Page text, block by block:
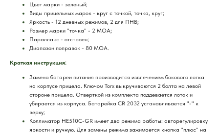
Цвет марки - зеленый;
Виды прицельных марок - круг с точкой, точка, круг;
Яркость - 12 дневных режимов, 2 для ПНВ;
Размер марки "точка" - 2 МОА;
Параллакс - отстроен;
Диапазон поправок - 80 МОА.
Краткая инструкция:
Замена батареи питания производится извлечением бокового лотка
на корпусе прицела. Ключом Torx выкручиваются 2 болта на левой
стороне прицела. Отверткой из комплекта поддевается лоток и
убирается из корпуса. Батарейка CR 2032 устанавливается "-" к
верху;
Коллиматор HE510C-GR имеет два режима работы: авторегулировку
яркости и ручную. Для замены режима зажимается кнопка "плюс" на